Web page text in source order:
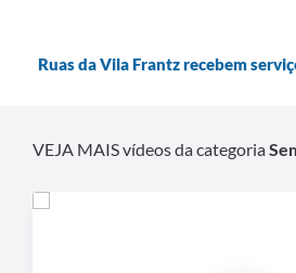
Ruas da Vila Frantz recebem
VEJA MAIS vídeos da categoria